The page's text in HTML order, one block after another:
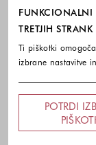
FUNKCIONALNI
TRETJIH STRANK
Ti piškotki
izbrane nastavitve
POTRDI